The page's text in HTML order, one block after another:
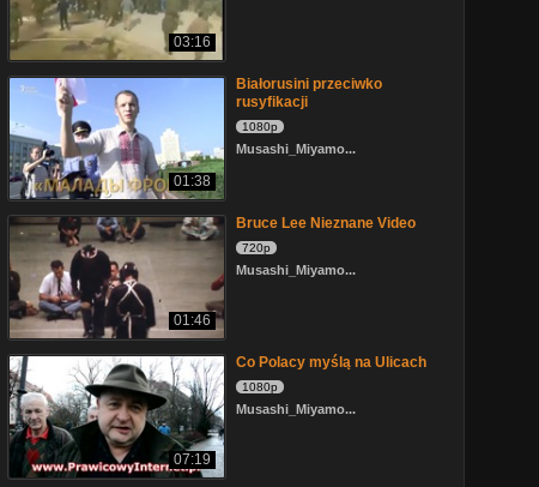
03:16
01:38
Białorusini przeciwko
rusyfikacji
1080p
Musashi_Miyamo...
01:46
Bruce Lee Nieznane Video
720p
Musashi_Miyamo...
07:19
Co Polacy myślą na Ulicach
1080p
Musashi_Miyamo...